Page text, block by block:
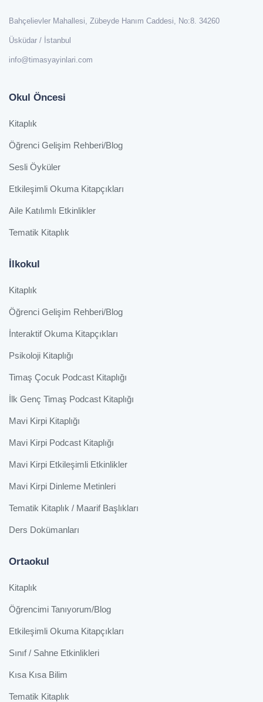
Bahçelievler Mahallesi, Zübeyde Hanım Caddesi, No:8. 34260
Üsküdar / İstanbul
info@timasyayinlari.com
Okul Öncesi
Kitaplık
Öğrenci Gelişim Rehberi/Blog
Sesli Öyküler
Etkileşimli Okuma Kitapçıkları
Aile Katılımlı Etkinlikler
Tematik Kitaplık
İlkokul
Kitaplık
Öğrenci Gelişim Rehberi/Blog
İnteraktif Okuma Kitapçıkları
Psikoloji Kitaplığı
Timaş Çocuk Podcast Kitaplığı
İlk Genç Timaş Podcast Kitaplığı
Mavi Kirpi Kitaplığı
Mavi Kirpi Podcast Kitaplığı
Mavi Kirpi Etkileşimli Etkinlikler
Mavi Kirpi Dinleme Metinleri
Tematik Kitaplık / Maarif Başlıkları
Ders Dokümanları
Ortaokul
Kitaplık
Öğrencimi Tanıyorum/Blog
Etkileşimli Okuma Kitapçıkları
Sınıf / Sahne Etkinlikleri
Kısa Kısa Bilim
Tematik Kitaplık